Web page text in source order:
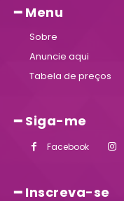
━ Menu
Sobre
Anuncie aqui
Tabela de preços
━ Siga-me
Facebook
━ Inscreva-se